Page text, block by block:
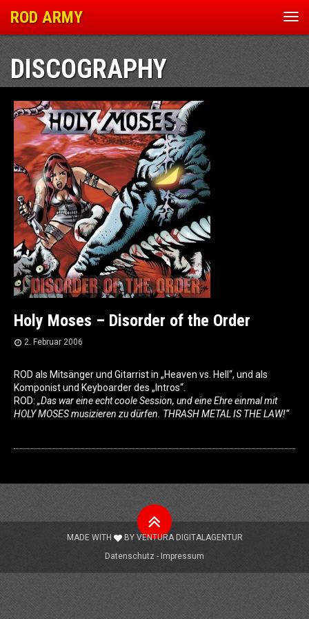
ROD ARMY
DISCOGRAPHY
Holy Moses – Disorder of the Order
2. Februar 2006
ROD als Mitsänger und Gitarrist in „Heaven vs. Hell“, und als
Komponist und Keyboarder des „Intros“.
ROD: „Das war eine echt coole Session, und eine Ehre einmal mit
HOLY MOSES musizieren zu dürfen. THRASH METAL IS THE LAW!“
Nach
oben
MADE WITH BY VENTURA DIGITALAGENTUR
Datenschutz
Impressum